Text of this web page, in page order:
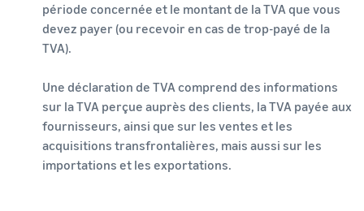
période concernée et le montant de la TVA que vous
devez payer (ou recevoir en cas de trop-payé de la
TVA).
Une déclaration de TVA comprend des informations
sur la TVA perçue auprès des clients, la TVA payée aux
fournisseurs, ainsi que sur les ventes et les
acquisitions transfrontalières, mais aussi sur les
importations et les exportations.